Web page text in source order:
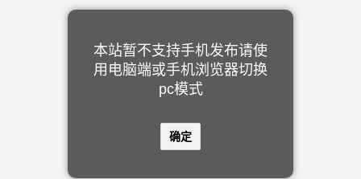
本站暂不支持手机发布请使
用电脑端或手机浏览器切换
pc模式
确定